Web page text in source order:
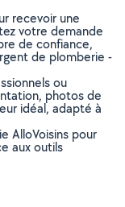
recevoir une
votre demande
de confiance,
de plomberie -
ou
photos de
idéal, adapté à
AlloVoisins pour
aux outils